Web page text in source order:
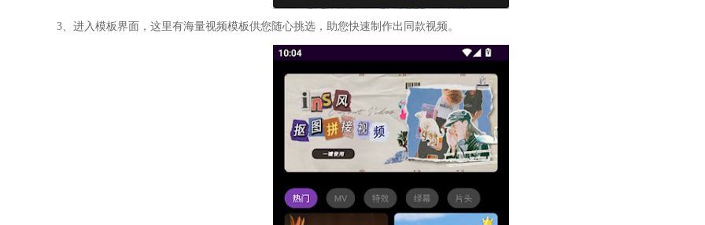
3、进入模板界面，这里有海量视频模板供您随心挑选，助您快速制作出同款视频。